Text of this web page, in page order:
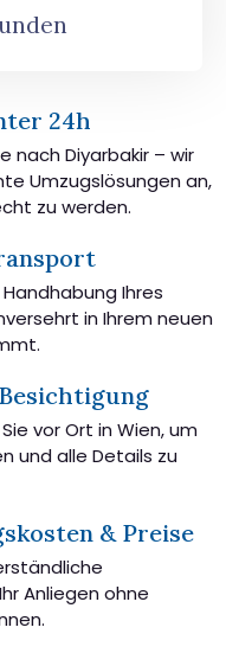
24h
nach Diyarbakir – wir
Umzugslösungen an,
zu werden.
Ihres
in Ihrem neuen
vor Ort in Wien, um
und alle Details zu
& Preise
Anliegen ohne